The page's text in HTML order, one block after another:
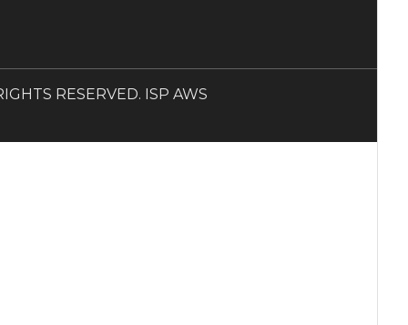
RESERVED. ISP AWS